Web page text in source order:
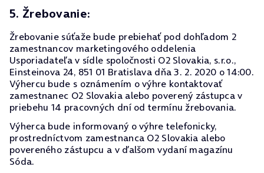
5. Žrebovanie:
Žrebovanie súťaže bude prebiehať pod dohľadom 2
zamestnancov marketingového oddelenia
Usporiadateľa v sídle spoločnosti O2 Slovakia, s.r.o.,
Einsteinova 24, 851 01 Bratislava dňa 3. 2. 2020 o 14:00.
Výhercu bude s oznámením o výhre kontaktovať
zamestnanec O2 Slovakia alebo poverený zástupca v
priebehu 14 pracovných dní od termínu žrebovania.
Výherca bude informovaný o výhre telefonicky,
prostredníctvom zamestnanca O2 Slovakia alebo
povereného zástupcu a v ďalšom vydaní magazínu
Sóda.